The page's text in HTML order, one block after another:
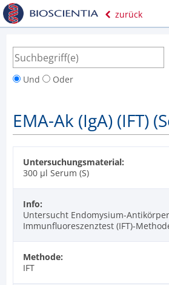
zurück
Und Oder
EMA-Ak (IgA) (IFT)
Untersuchungsmaterial:
300 µl Serum (S)
Info:
Untersucht Endomysium-
Immunfluoreszenztest (IFT)-
Methode:
IFT